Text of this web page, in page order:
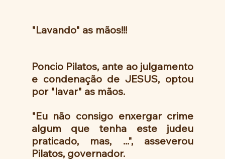
"Lavando" as mãos!!!
Poncio Pilatos, ante ao julgamento
e condenação de JESUS, optou
por "lavar" as mãos.
"Eu não consigo enxergar crime
algum que tenha este judeu
praticado, mas, ...", asseverou
Pilatos, governador.